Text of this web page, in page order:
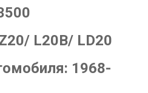
L20B/ LD20
1968-